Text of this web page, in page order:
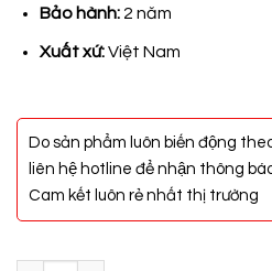
3.500.000₫.
Bảo hành: 2 năm
Xuất xứ:Việt Nam
Do sản phẩm luôn biến động
liên hệ hotline để nhận thông
Cam kết luôn rẻ nhất thị trường